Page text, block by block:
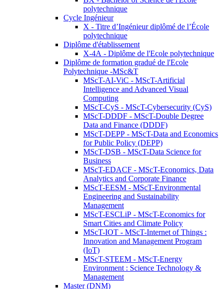
polytechnique
Cycle Ingénieur
X - Titre d’Ingénieur diplômé de l’École
polytechnique
Diplôme d'établissement
X-4A - Diplôme de l'Ecole polytechnique
Diplôme de formation gradué de l'Ecole
Polytechnique -MSc&T
MScT-AI-ViC - MScT-Artificial
Intelligence and Advanced Visual
Computing
MScT-CyS - MScT-Cybersecurity (CyS)
MScT-DDDF - MScT-Double Degree
Data and Finance (DDDF)
MScT-DEPP - MScT-Data and Economics
for Public Policy (DEPP)
MScT-DSB - MScT-Data Science for
Business
MScT-EDACF - MScT-Economics, Data
Analytics and Corporate Finance
MScT-EESM - MScT-Environmental
Engineering and Sustainability
Management
MScT-ESCLiP - MScT-Economics for
Smart Cities and Climate Policy
MScT-IOT - MScT-Internet of Things :
Innovation and Management Program
(IoT)
MScT-STEEM - MScT-Energy
Environment : Science Technology &
Management
Master (DNM)